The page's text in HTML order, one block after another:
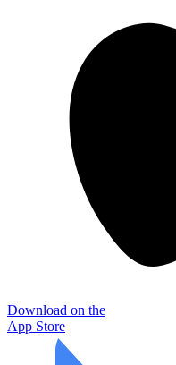
Download on the
App Store